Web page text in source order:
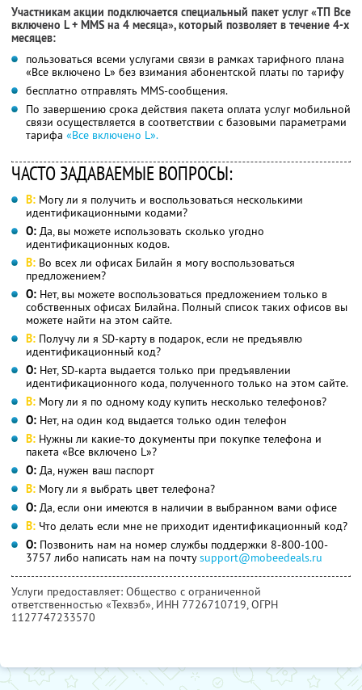
Участникам акции подключается специальный пакет услуг «ТП Все
включено L + ММS на 4 месяца», который позволяет в течение 4-х
месяцев:
пользоваться всеми услугами связи в рамках тарифного плана
«Все включено L» без взимания абонентской платы по тарифу
бесплатно отправлять MMS-сообщения.
По завершению срока действия пакета оплата услуг мобильной
связи осуществляется в соответствии с базовыми параметрами
тарифа «Все включено L».
ЧАСТО ЗАДАВАЕМЫЕ ВОПРОСЫ:
В: Могу ли я получить и воспользоваться несколькими
идентификационными кодами?
О: Да, вы можете использовать сколько угодно
идентификационных кодов.
В: Во всех ли офисах Билайн я могу воспользоваться
предложением?
О: Нет, вы можете воспользоваться предложением только в
собственных офисах Билайна. Полный список таких офисов вы
можете найти на этом сайте.
В: Получу ли я SD-карту в подарок, если не предъявлю
идентификационный код?
О: Нет, SD-карта выдается только при предъявлении
идентификационного кода, полученного только на этом сайте.
В: Могу ли я по одному коду купить несколько телефонов?
О: Нет, на один код выдается только один телефон
В: Нужны ли какие-то документы при покупке телефона и
пакета «Все включено L»?
О: Да, нужен ваш паспорт
В: Могу ли я выбрать цвет телефона?
О: Да, если они имеются в наличии в выбранном вами офисе
В: Что делать если мне не приходит идентификационный код?
О: Позвонить нам на номер службы поддержки 8-800-100-
3757 либо написать нам на почтуsupport@mobeedeals.ru
Услуги предоставляет: Общество с ограниченной
ответственностью «Техвэб», ИНН 7726710719, ОГРН
1127747233570